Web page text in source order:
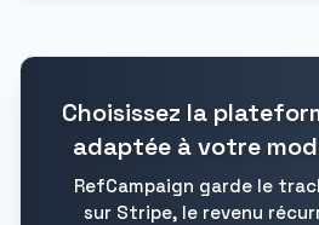
Choisissez la
adaptée à votre
RefCampaign garde le
sur Stripe, le revenu